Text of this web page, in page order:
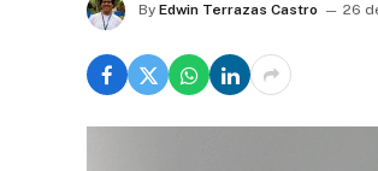
By Edwin Terrazas Castro 26